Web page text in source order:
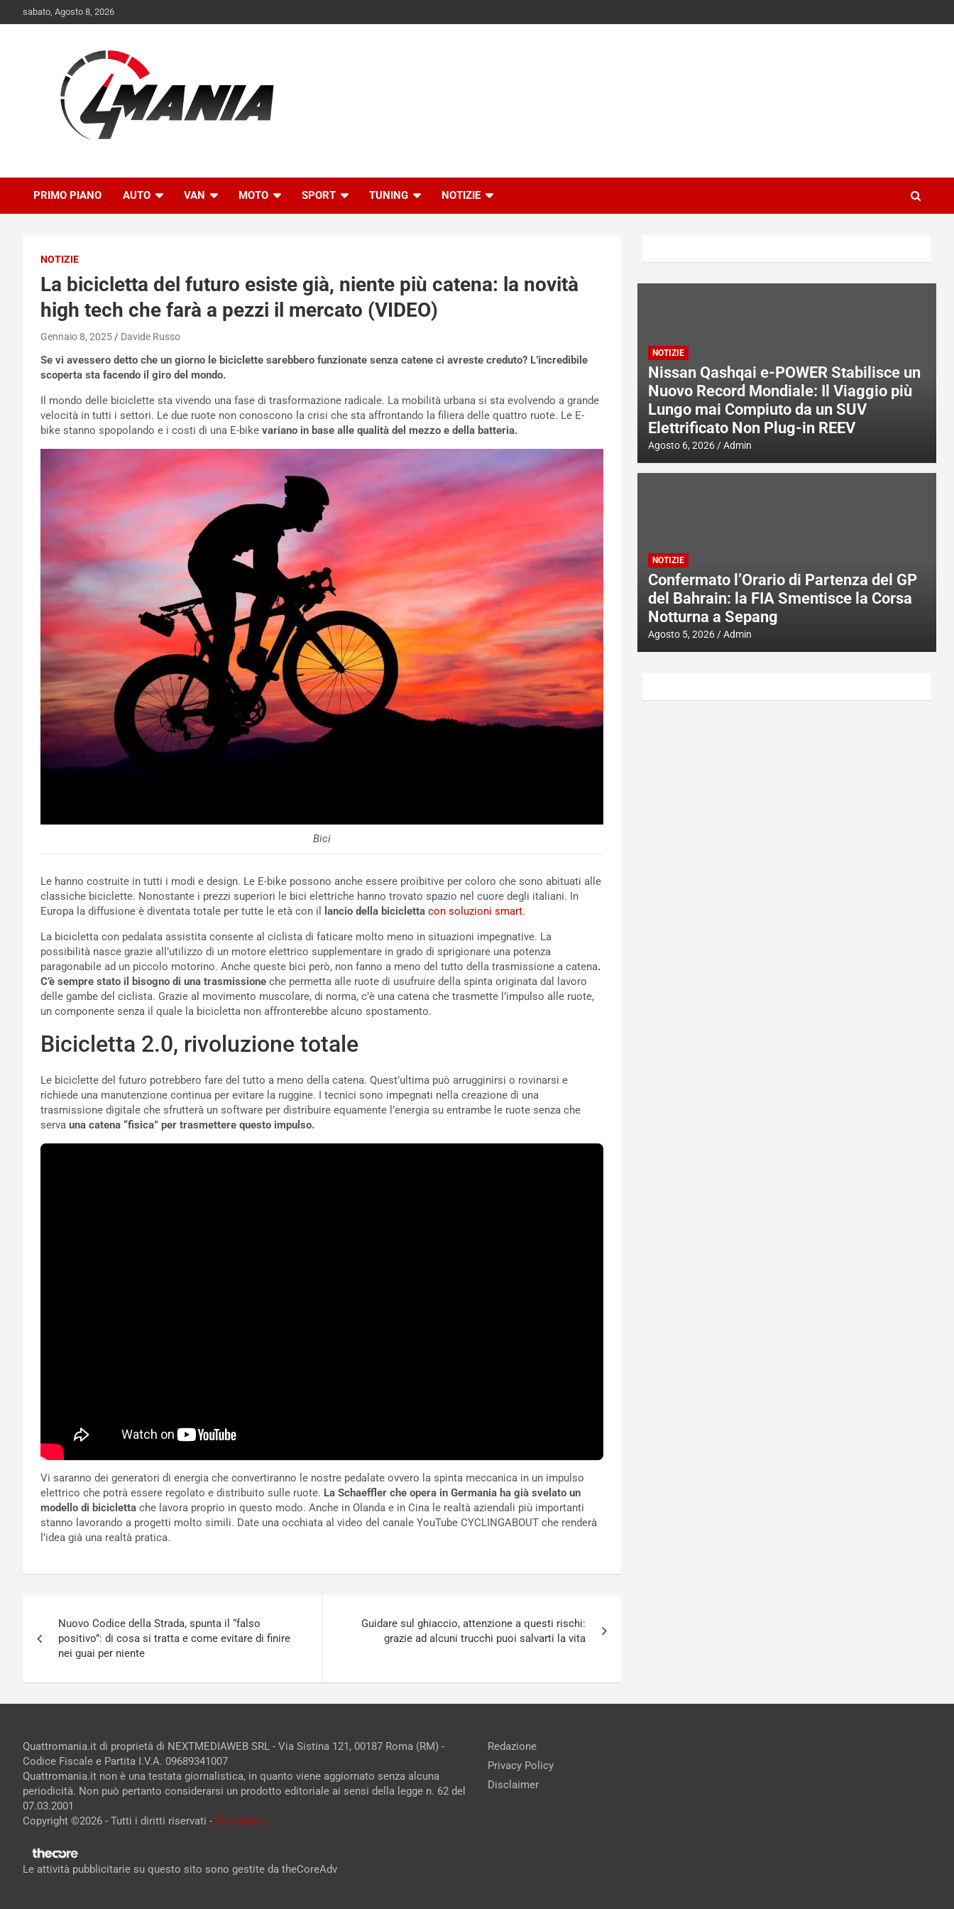
to
sabato, Agosto 8, 2026
QuattroMania
PRIMO PIANO AUTO VAN MOTO SPORT TUNING NOTIZIE
NOTIZIE
La bicicletta del futuro esiste già, niente più catena: la novità
high tech che farà a pezzi il mercato (VIDEO)
Gennaio 8, 2025 Davide Russo
Se vi avessero detto che un giorno le biciclette sarebbero funzionate senza catene ci avreste creduto? L’incredibile
scoperta sta facendo il giro del mondo.
Il mondo delle biciclette sta vivendo una fase di trasformazione radicale. La mobilità urbana si sta evolvendo a grande
velocità in tutti i settori. Le due ruote non conoscono la crisi che sta affrontando la filiera delle quattro ruote. Le E-
bike stanno spopolando e i costi di una E-bike variano in base alle qualità del mezzo e della batteria.
Bici
Le hanno costruite in tutti i modi e design. Le E-bike possono anche essere proibitive per coloro che sono abituati alle
classiche biciclette. Nonostante i prezzi superiori le bici elettriche hanno trovato spazio nel cuore degli italiani. In
Europa la diffusione è diventata totale per tutte le età con il
lancio della bicicletta con soluzioni smart.
La bicicletta con pedalata assistita consente al ciclista di faticare molto meno in situazioni impegnative. La
possibilità nasce grazie all’utilizzo di un motore elettrico supplementare in grado di sprigionare una potenza
paragonabile ad un piccolo motorino. Anche queste bici però, non fanno a meno del tutto della trasmissione a catena.
C’è sempre stato il bisogno di una trasmissione che permetta alle ruote di usufruire della spinta originata dal lavoro
delle gambe del ciclista. Grazie al movimento muscolare, di norma, c’è una catena che trasmette l’impulso alle ruote,
un componente senza il quale la bicicletta non affronterebbe alcuno spostamento.
Bicicletta 2.0, rivoluzione totale
Le biciclette del futuro potrebbero fare del tutto a meno della catena. Quest’ultima può arrugginirsi o rovinarsi e
richiede una manutenzione continua per evitare la ruggine. I tecnici sono impegnati nella creazione di una
trasmissione digitale che sfrutterà un software per distribuire equamente l’energia su entrambe le ruote senza che
serva una catena “fisica” per trasmettere questo impulso.
Vi saranno dei generatori di energia che convertiranno le nostre pedalate ovvero la spinta meccanica in un impulso
elettrico che potrà essere regolato e distribuito sulle ruote. La Schaeffler che opera in Germania ha già svelato un
modello di bicicletta che lavora proprio in questo modo. Anche in Olanda e in Cina le realtà aziendali più importanti
stanno lavorando a progetti molto simili. Date una occhiata al video del canale YouTube CYCLINGABOUT che renderà
l’idea già una realtà pratica.
articoli
Nuovo Codice della Strada, spunta il “falso
positivo”: di cosa si tratta e come evitare di finire
nei guai per niente
Guidare sul ghiaccio, attenzione a questi rischi:
grazie ad alcuni trucchi puoi salvarti la vita
NOTIZIE
Nissan Qashqai e-POWER Stabilisce un
Nuovo Record Mondiale: Il Viaggio più
Lungo mai Compiuto da un SUV
Elettrificato Non Plug-in REEV
Agosto 6, 2026 Admin
NOTIZIE
Confermato l’Orario di Partenza del GP
del Bahrain: la FIA Smentisce la Corsa
Notturna a Sepang
Agosto 5, 2026 Admin
Quattromania.it di proprietà di NEXTMEDIAWEB SRL - Via Sistina 121, 00187 Roma (RM) -
Codice Fiscale e Partita I.V.A. 09689341007
Quattromania.it non è una testata giornalistica, in quanto viene aggiornato senza alcuna
periodicità. Non può pertanto considerarsi un prodotto editoriale ai sensi della legge n. 62 del
07.03.2001
Copyright ©2026 - Tutti i diritti riservati - Contattaci
Le attività pubblicitarie su questo sito sono gestite da theCoreAdv
Redazione
Privacy Policy
Disclaimer